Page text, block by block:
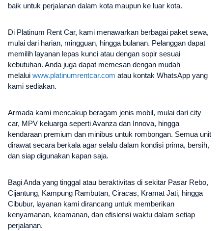
baik untuk perjalanan dalam kota maupun ke luar kota.
Di Platinum Rent Car, kami menawarkan berbagai paket sewa,
mulai dari harian, mingguan, hingga bulanan. Pelanggan dapat
memilih layanan lepas kunci atau dengan sopir sesuai
kebutuhan. Anda juga dapat memesan dengan mudah
melalui www.platinumrentcar.com atau kontak WhatsApp yang
kami sediakan.
Armada kami mencakup beragam jenis mobil, mulai dari city
car, MPV keluarga seperti Avanza dan Innova, hingga
kendaraan premium dan minibus untuk rombongan. Semua unit
dirawat secara berkala agar selalu dalam kondisi prima, bersih,
dan siap digunakan kapan saja.
Bagi Anda yang tinggal atau beraktivitas di sekitar Pasar Rebo,
Cijantung, Kampung Rambutan, Ciracas, Kramat Jati, hingga
Cibubur, layanan kami dirancang untuk memberikan
kenyamanan, keamanan, dan efisiensi waktu dalam setiap
perjalanan.